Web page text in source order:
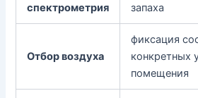
спектрометрия
запаха
Отбор воздуха
фиксация
конкретных
помещения